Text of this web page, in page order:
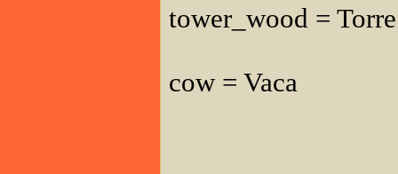
tower_wood =
cow = Vaca